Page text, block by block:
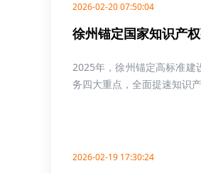
2026-02-20 07:50:04
徐州锚定国家知识产
2025年，徐州锚定高标准建
务四大重点，全面提速知识
2026-02-19 17:30:24